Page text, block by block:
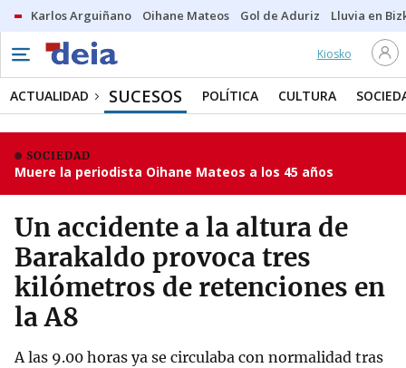
Karlos Arguiñano Oihane Mateos Gol de Aduriz Lluvia en
Kiosko
ACTUALIDAD SUCESOS POLÍTICA CULTURA
SOCIEDAD
Muere la periodista Oihane Mateos a los 45 años
Un accidente a la altura de
Barakaldo provoca tres
kilómetros de retenciones en
la A8
A las 9.00 horas ya se circulaba con normalidad tras